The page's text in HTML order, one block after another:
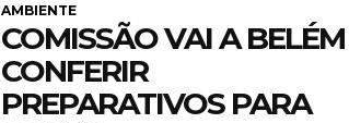
AMBIENTE
COMISSÃO VAI A BELÉM
CONFERIR
PREPARATIVOS PARA